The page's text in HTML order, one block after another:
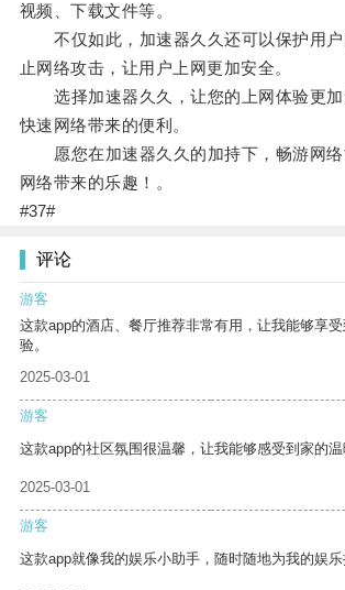
视频、下载文件等。
不仅如此，加速器久久还可以保护用户
止网络攻击，让用户上网更加安全。
选择加速器久久，让您的上网体验更加
快速网络带来的便利。
愿您在加速器久久的加持下，畅游网络
网络带来的乐趣！。
#37#
评论
游客
这款app的酒店、餐厅推荐非常有用，让我能够享
验。
2025-03-01
游客
这款app的社区氛围很温馨，让我能够感受到家的温
2025-03-01
游客
这款app就像我的娱乐小助手，随时随地为我的娱乐